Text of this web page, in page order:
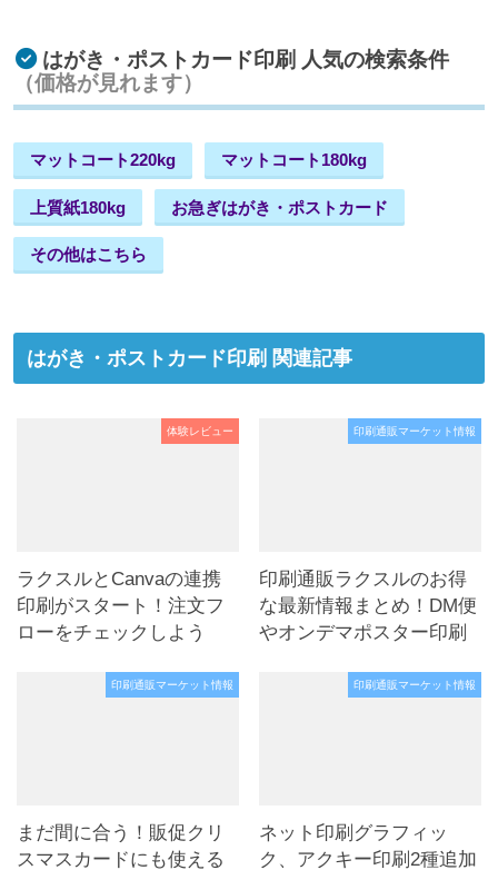
はがき・ポストカード印刷 人気の検索条件
（価格が見れます）
マットコート220kg マットコート180kg
上質紙180kg お急ぎはがき・ポストカード
その他はこちら
はがき・ポストカード印刷 関連記事
体験レビュー
ラクスルとCanvaの連携
印刷がスタート！注文フ
ローをチェックしよう
印刷通販マーケット情報
印刷通販ラクスルのお得
な最新情報まとめ！DM便
やオンデマポスター印刷
印刷通販マーケット情報
まだ間に合う！販促クリ
スマスカードにも使える
印刷通販マーケット情報
ネット印刷グラフィッ
ク、アクキー印刷2種追加